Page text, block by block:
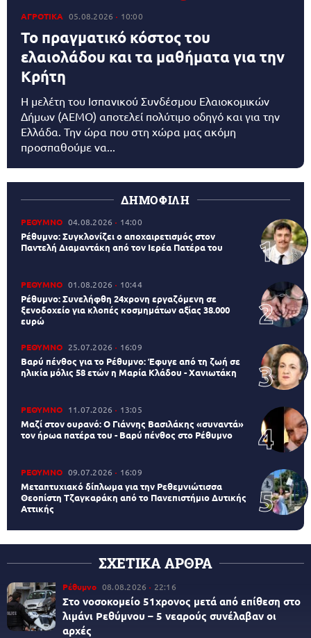
ΑΓΡΟΤΙΚΑ 05.08.2026 10:00
Το πραγματικό κόστος του
ελαιολάδου και τα μαθήματα για την
Κρήτη
Η μελέτη του Ισπανικού Συνδέσμου Ελαιοκομικών
Δήμων (AEMO) αποτελεί πολύτιμο οδηγό και για την
Ελλάδα. Την ώρα που στη χώρα μας ακόμη
προσπαθούμε να...
ΔΗΜΟΦΙΛΗ
ΡΕΘΥΜΝΟ 04.08.2026 14:00
Ρέθυμνο: Συγκλονίζει ο αποχαιρετισμός στον
Παντελή Διαμαντάκη από τον Ιερέα Πατέρα του
ΡΕΘΥΜΝΟ 01.08.2026 10:44
Ρέθυμνο: Συνελήφθη 24χρονη εργαζόμενη σε
ξενοδοχείο για κλοπές κοσμημάτων αξίας 38.000
ευρώ
ΡΕΘΥΜΝΟ 25.07.2026 16:09
Βαρύ πένθος για το Ρέθυμνο: Έφυγε από τη ζωή σε
ηλικία μόλις 58 ετών η Μαρία Κλάδου - Χανιωτάκη
ΡΕΘΥΜΝΟ 11.07.2026 13:05
Μαζί στον ουρανό: Ο Γιάννης Βασιλάκης «συναντά»
τον ήρωα πατέρα του - Βαρύ πένθος στο Ρέθυμνο
ΡΕΘΥΜΝΟ 09.07.2026 16:09
Μεταπτυχιακό δίπλωμα για την Ρεθεμνιώτισσα
Θεοπίστη Τζαγκαράκη από το Πανεπιστήμιο Δυτικής
Αττικής
ΣΧΕΤΙΚΑ ΑΡΘΡΑ
Ρέθυμνο 08.08.2026 22:16
Στο νοσοκομείο 51χρονος μετά από επίθεση στο
λιμάνι Ρεθύμνου – 5 νεαρούς συνέλαβαν οι
αρχές